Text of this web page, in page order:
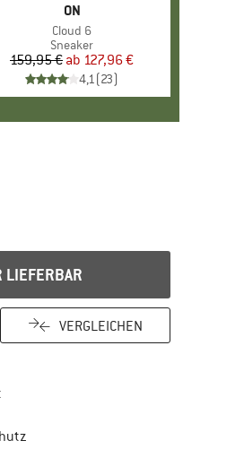
MARKE
ON
Artikel
Cloud 6
Produktgruppe
Sneaker
Preis
159,95 € reduzierter Preis
ab 127,96 €
4,1(23)
LIEFERBAR
VERGLEICHEN
Gehe hier zu den Rückgabe-Richtlinien
die Zahlungs-Infos hier! Öffnet sich in
Finde alle Infos hier!